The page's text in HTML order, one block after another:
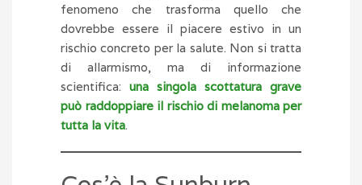
fenomeno che trasforma quello che
dovrebbe essere il piacere estivo in un
rischio concreto per la salute. Non si tratta
di allarmismo, ma di informazione
scientifica: una singola scottatura grave
può raddoppiare il rischio di melanoma per
tutta la vita.